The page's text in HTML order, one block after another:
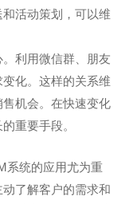
活动策划，可以维
利用微信群、朋友
化。这样的关系维
机会。在快速变化
重要手段。
系统的应用尤为重
了解客户的需求和